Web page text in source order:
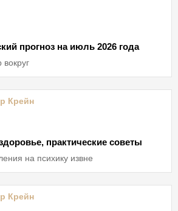
прогноз на июль 2026 года
Крейн
практические советы
на психику извне
Крейн